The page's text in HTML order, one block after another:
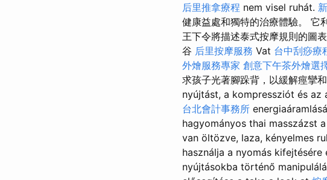
后里推拿療程 nem visel ruhát.
健康益處和獨特的治療體驗。 它
王下令將描述泰式按摩規則的圖
谷 后里按摩服務 Vat 台中刮痧療
外燴服務專家 創意下午茶外燴選
求孩子光著腳跺背，以緩解痙
nyújtást, a kompressziót és az
台北會計事務所
hagyományos thai masszázst
van öltözve, laza, kényelmes
használja a nyomás
nyújtásokba történő